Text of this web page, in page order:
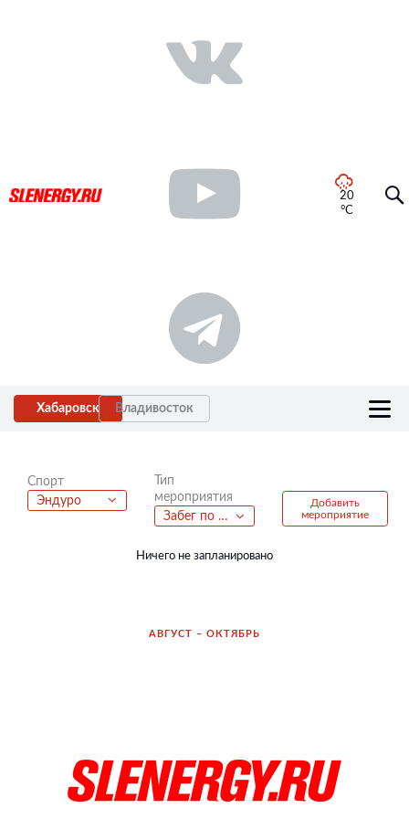
20
°C
Хабаровск Владивосток
Спорт
Эндуро
Тип
мероприятия
Забег по пересеченной местности
Добавить
мероприятие
Ничего не запланировано
АВГУСТ – ОКТЯБРЬ